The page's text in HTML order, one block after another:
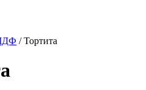
/ Тортита